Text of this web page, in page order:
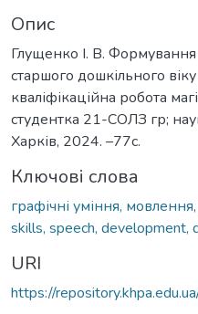
Опис
Глущенко І. В. Формування
старшого дошкільного
кваліфікаційна робота
студентка 21-СОЛЗ гр;
Харків, 2024. –77с.
Ключові слова
графічні уміння,
skills, speech, development,
URI
https://